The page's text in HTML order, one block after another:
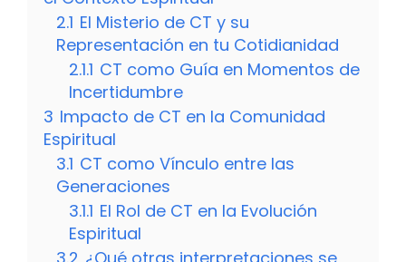
2.1 El Misterio de CT y su
Representación en tu Cotidianidad
2.1.1 CT como Guía en Momentos de
Incertidumbre
3 Impacto de CT en la Comunidad
Espiritual
3.1 CT como Vínculo entre las
Generaciones
3.1.1 El Rol de CT en la Evolución
Espiritual